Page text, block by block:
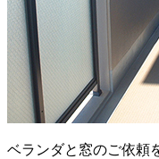
ベランダと窓のご依頼